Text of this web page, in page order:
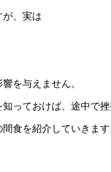
が、実は
を与えません。
っておけば、途中で
食を紹介していきます